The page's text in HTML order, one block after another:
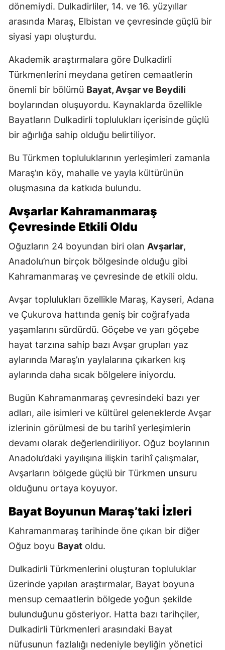
dönemiydi. Dulkadirliler, 14. ve 16. yüzyıllar
arasında Maraş, Elbistan ve çevresinde güçlü bir
siyasi yapı oluşturdu.
Akademik araştırmalara göre Dulkadirli
Türkmenlerini meydana getiren cemaatlerin
önemli bir bölümü Bayat, Avşar ve Beydili
boylarından oluşuyordu. Kaynaklarda özellikle
Bayatların Dulkadirli toplulukları içerisinde güçlü
bir ağırlığa sahip olduğu belirtiliyor.
Bu Türkmen topluluklarının yerleşimleri zamanla
Maraş’ın köy, mahalle ve yayla kültürünün
oluşmasına da katkıda bulundu.
Avşarlar Kahramanmaraş
Çevresinde Etkili Oldu
Oğuzların 24 boyundan biri olan Avşarlar,
Anadolu’nun birçok bölgesinde olduğu gibi
Kahramanmaraş ve çevresinde de etkili oldu.
Avşar toplulukları özellikle Maraş, Kayseri, Adana
ve Çukurova hattında geniş bir coğrafyada
yaşamlarını sürdürdü. Göçebe ve yarı göçebe
hayat tarzına sahip bazı Avşar grupları yaz
aylarında Maraş’ın yaylalarına çıkarken kış
aylarında daha sıcak bölgelere iniyordu.
Bugün Kahramanmaraş çevresindeki bazı yer
adları, aile isimleri ve kültürel geleneklerde Avşar
izlerinin görülmesi de bu tarihî yerleşimlerin
devamı olarak değerlendiriliyor. Oğuz boylarının
Anadolu’daki yayılışına ilişkin tarihî çalışmalar,
Avşarların bölgede güçlü bir Türkmen unsuru
olduğunu ortaya koyuyor.
Bayat Boyunun Maraş’taki İzleri
Kahramanmaraş tarihinde öne çıkan bir diğer
Oğuz boyu Bayat oldu.
Dulkadirli Türkmenlerini oluşturan topluluklar
üzerinde yapılan araştırmalar, Bayat boyuna
mensup cemaatlerin bölgede yoğun şekilde
bulunduğunu gösteriyor. Hatta bazı tarihçiler,
Dulkadirli Türkmenleri arasındaki Bayat
nüfusunun fazlalığı nedeniyle beyliğin yönetici